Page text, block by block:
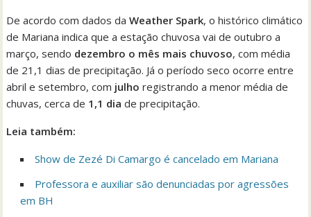
De acordo com dados daWeather Spark, o histórico climático
de Mariana indica que a estação chuvosa vai de outubro a
março, sendo dezembro o mês mais chuvoso, com média
de 21,1 dias de precipitação. Já o período seco ocorre entre
abril e setembro, com julho registrando a menor média de
chuvas, cerca de 1,1 dia de precipitação.
Leia também:
Show de Zezé Di Camargo é cancelado em Mariana
Professora e auxiliar são denunciadas por agressões
em BH